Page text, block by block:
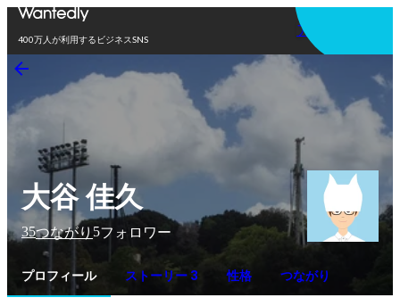
400万人が利用するビジネスSNS
アプリを使う
大谷 佳久
35つながり 5フォロワー
プロフィール ストーリー 3 性格 つながり